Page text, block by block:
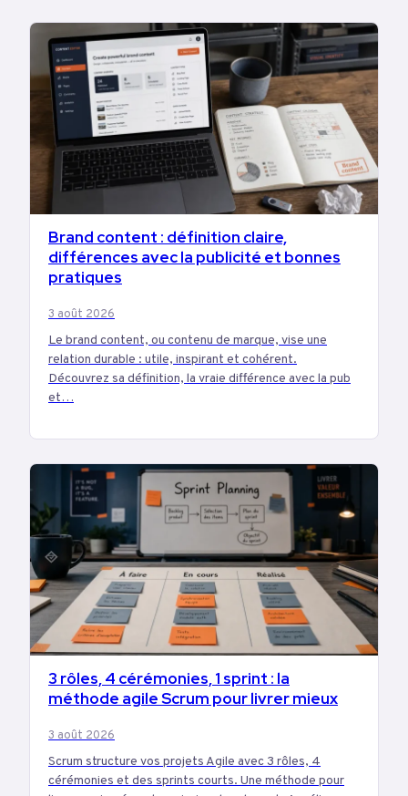
MARKETING
Brand content : définition claire,
différences avec la publicité et bonnes
pratiques
3 août 2026
Le brand content, ou contenu de marque, vise une
relation durable : utile, inspirant et cohérent.
Découvrez sa définition, la vraie différence avec la pub
et…
BUSINESS
3 rôles, 4 cérémonies, 1 sprint : la
méthode agile Scrum pour livrer mieux
3 août 2026
Scrum structure vos projets Agile avec 3 rôles, 4
cérémonies et des sprints courts. Une méthode pour